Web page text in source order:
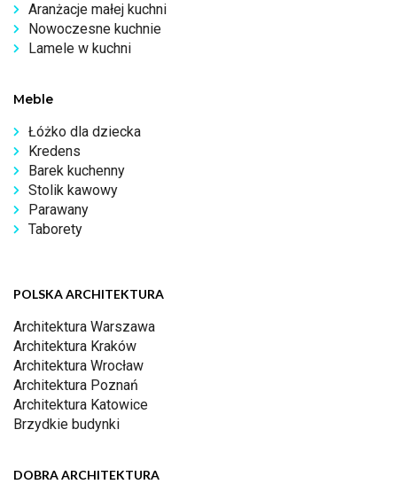
Aranżacje małej kuchni
Nowoczesne kuchnie
Lamele w kuchni
Meble
Łóżko dla dziecka
Kredens
Barek kuchenny
Stolik kawowy
Parawany
Taborety
POLSKA ARCHITEKTURA
Architektura Warszawa
Architektura Kraków
Architektura Wrocław
Architektura Poznań
Architektura Katowice
Brzydkie budynki
DOBRA ARCHITEKTURA